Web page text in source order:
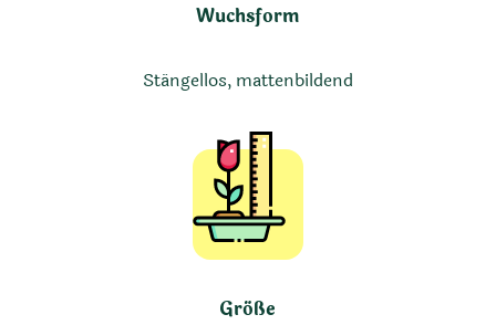
Wuchsform
Stängellos, mattenbildend
Größe